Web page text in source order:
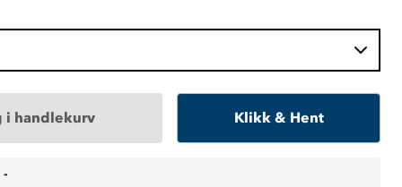
i handlekurv Klikk & Hent
-